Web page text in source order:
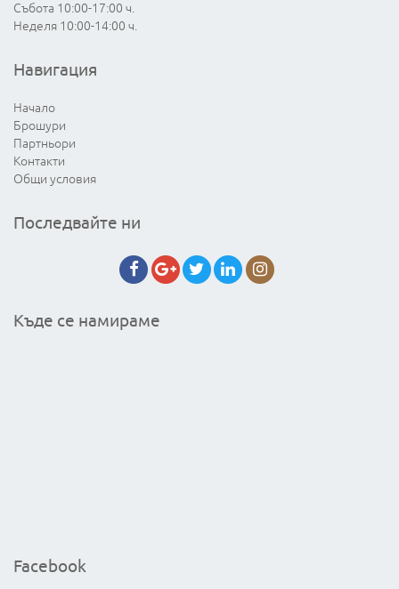
Събота 10:00-17:00 ч.
Неделя 10:00-14:00 ч.
Навигация
Начало
Брошури
Партньори
Контакти
Общи условия
Последвайте ни
Къде се намираме
Facebook